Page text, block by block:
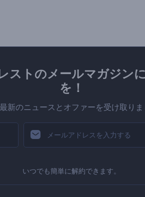
ストのメールマガジン
を！
新のニュースとオファーを受け取りま
いつでも簡単に解約できます。